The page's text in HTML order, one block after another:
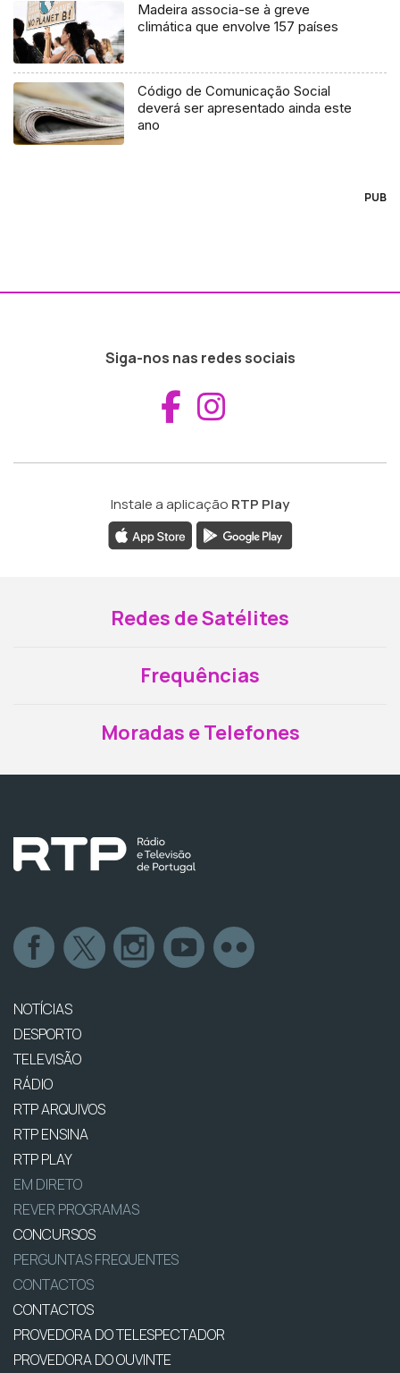
Madeira associa-se à greve
climática que envolve 157 países
Código de Comunicação Social
deverá ser apresentado ainda este
ano
PUB
Siga-nos nas redes sociais
Aceder ao
Instale a aplicação RTP Play
Redes de Satélites
Frequências
Moradas e Telefones
NOTÍCIAS
DESPORTO
TELEVISÃO
RÁDIO
RTP ARQUIVOS
RTP ENSINA
RTP PLAY
EM DIRETO
REVER PROGRAMAS
CONCURSOS
PERGUNTAS FREQUENTES
CONTACTOS
CONTACTOS
PROVEDORA DO TELESPECTADOR
PROVEDORA DO OUVINTE